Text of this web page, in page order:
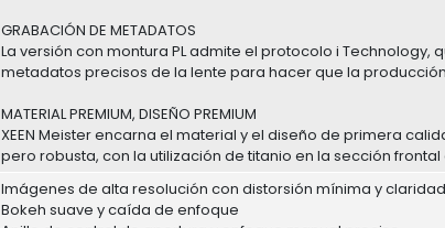
GRABACIÓN DE METADATOS
La versión con montura PL admite el protocolo i
metadatos precisos de la lente para hacer que la
MATERIAL PREMIUM, DISEÑO PREMIUM
XEEN Meister encarna el material y el diseño de primera
pero robusta, con la utilización de titanio en la sección frontal
Imágenes de alta resolución con distorsión mínima y
Bokeh suave y caída de enfoque